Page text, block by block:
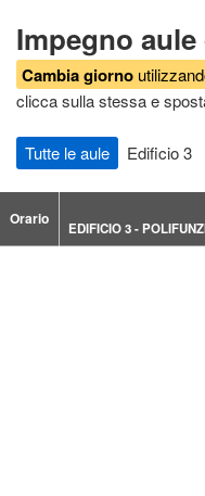
Orario
Impegno
Cambia giorno
clicca sulla stessa e
Tutte le aule Edificio 3
Orario
EDIFICIO 3 -